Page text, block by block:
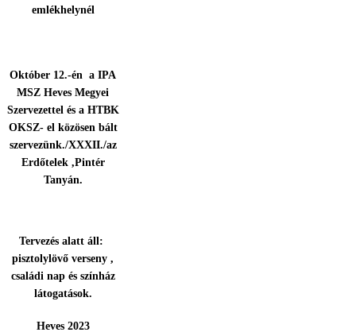
emlékhelynél
Október 12.-én a IPA
MSZ Heves Megyei
Szervezettel és a HTBK
OKSZ- el közösen bált
szervezünk./XXXII./az
Erdőtelek ,Pintér
Tanyán.
Tervezés alatt áll:
pisztolylövő verseny ,
családi nap és színház
látogatások.
Heves 2023